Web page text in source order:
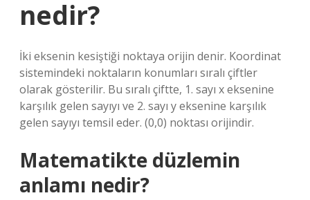
nedir?
İki eksenin kesiştiği noktaya orijin denir. Koordinat
sistemindeki noktaların konumları sıralı çiftler
olarak gösterilir. Bu sıralı çiftte, 1. sayı x eksenine
karşılık gelen sayıyı ve 2. sayı y eksenine karşılık
gelen sayıyı temsil eder. (0,0) noktası orijindir.
Matematikte düzlemin
anlamı nedir?